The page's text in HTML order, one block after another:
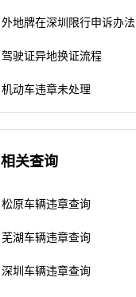
外地牌在深圳限行申诉办法
驾驶证异地换证流程
机动车违章未处理
相关查询
松原车辆违章查询
芜湖车辆违章查询
深圳车辆违章查询